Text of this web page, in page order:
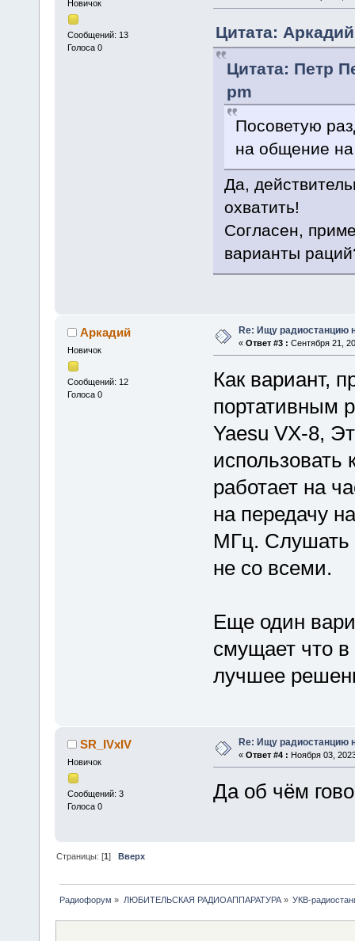
Новичок
Сообщений: 13
Голоса 0
Цитата:
Цитата: Петр
pm
Посоветую
на общение
Да,
охватить!
Согласен,
варианты
Аркадий
Новичок
Сообщений: 12
Голоса 0
Re: Ищу радиостанцию
« Ответ #3 : Сентября 21,
Как вариант,
портативным
Yaesu VX-8,
использовать
работает на
на передачу
МГц. Слушать
не со всеми.
Еще один
смущает что в
лучшее
SR_IVxIV
Новичок
Сообщений: 3
Голоса 0
Re: Ищу радиостанцию
« Ответ #4 : Ноября 03,
Да об чём
Страницы: [1]Вверх
Радиофорум » ЛЮБИТЕЛЬСКАЯ РАДИОАППАРАТУРА» УКВ-